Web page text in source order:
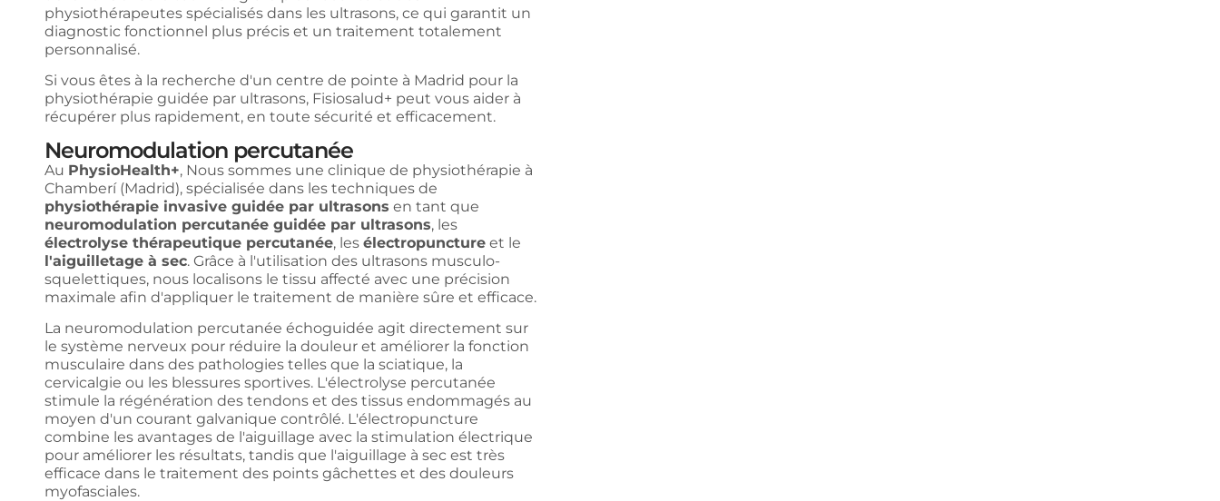
physiothérapeutes spécialisés dans les ultrasons, ce qui garantit un
diagnostic fonctionnel plus précis et un traitement totalement
personnalisé.
Si vous êtes à la recherche d'un centre de pointe à Madrid pour la
physiothérapie guidée par ultrasons, Fisiosalud+ peut vous aider à
récupérer plus rapidement, en toute sécurité et efficacement.
Neuromodulation percutanée
Au PhysioHealth+, Nous sommes une clinique de physiothérapie à
Chamberí (Madrid), spécialisée dans les techniques de
physiothérapie invasive guidée par ultrasons en tant que
neuromodulation percutanée guidée par ultrasons, les
électrolyse thérapeutique percutanée, les électropunctureet le
l'aiguilletage à sec. Grâce à l'utilisation des ultrasons musculo-
squelettiques, nous localisons le tissu affecté avec une précision
maximale afin d'appliquer le traitement de manière sûre et efficace.
La neuromodulation percutanée échoguidée agit directement sur
le système nerveux pour réduire la douleur et améliorer la fonction
musculaire dans des pathologies telles que la sciatique, la
cervicalgie ou les blessures sportives. L'électrolyse percutanée
stimule la régénération des tendons et des tissus endommagés au
moyen d'un courant galvanique contrôlé. L'électropuncture
combine les avantages de l'aiguillage avec la stimulation électrique
pour améliorer les résultats, tandis que l'aiguillage à sec est très
efficace dans le traitement des points gâchettes et des douleurs
myofasciales.